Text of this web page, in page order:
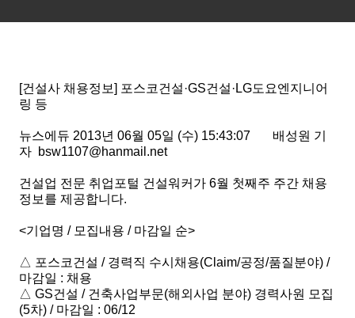
[건설사 채용정보] 포스코건설·GS건설·LG도요엔지니어
링 등
뉴스에듀 2013년 06월 05일 (수) 15:43:07
배성원 기
자 bsw1107@hanmail.net
건설업 전문 취업포털 건설워커가 6월 첫째주 주간 채용
정보를 제공합니다.
<기업명 / 모집내용 / 마감일 순>
△ 포스코건설 / 경력직 수시채용(Claim/공정/품질분야) /
마감일 : 채용
△ GS건설 / 건축사업부문(해외사업 분야) 경력사원 모집
(5차) / 마감일 : 06/12